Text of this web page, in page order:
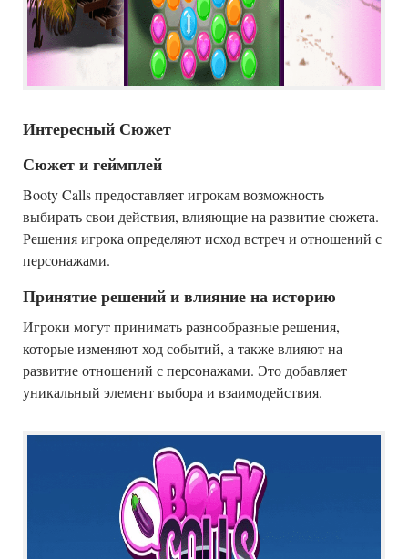
Интересный Сюжет
Сюжет и геймплей
Booty Calls предоставляет игрокам возможность
выбирать свои действия, влияющие на развитие сюжета.
Решения игрока определяют исход встреч и отношений с
персонажами.
Принятие решений и влияние на историю
Игроки могут принимать разнообразные решения,
которые изменяют ход событий, а также влияют на
развитие отношений с персонажами. Это добавляет
уникальный элемент выбора и взаимодействия.